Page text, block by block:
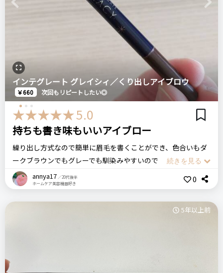
おすすめする人・おすすめしない人
比較したもの・こちらを選んだ理由
普通のアイブロウ
価格
100円
場所
ダイソー
100均
GENE TOKYO
ツートンカラーアイブロウペンシル
になりそうだけど、このブラシがあることで自然な眉毛をかけ
ました！値段も高くないし、色をミスしたので評価は4ですが
描きやすさではかなり良かった！
innisfree イニスフリー
スキニーブロウペンシル
リピート回数・頻度
はじめて 次回もリピートしたい◎
良いところ
かきやすい！
Previous Next
インテグレート グレイシィ／くり出しアイブロウ
￥660 次回もリピートしたい◎
5.0
持ちも書き味もいいアイブロー
繰り出し方式なので簡単に眉毛を書くことができ、色合いもダ
ークブラウンでもグレーでも馴染みやすいのでどちらの色でも
色を気にすることなく使用できます。
購入してから1年ほど経っていますがまだまだなくなる気配も
annya17 ／20代後半
ホームケア美容機器好き
0
5年以上前